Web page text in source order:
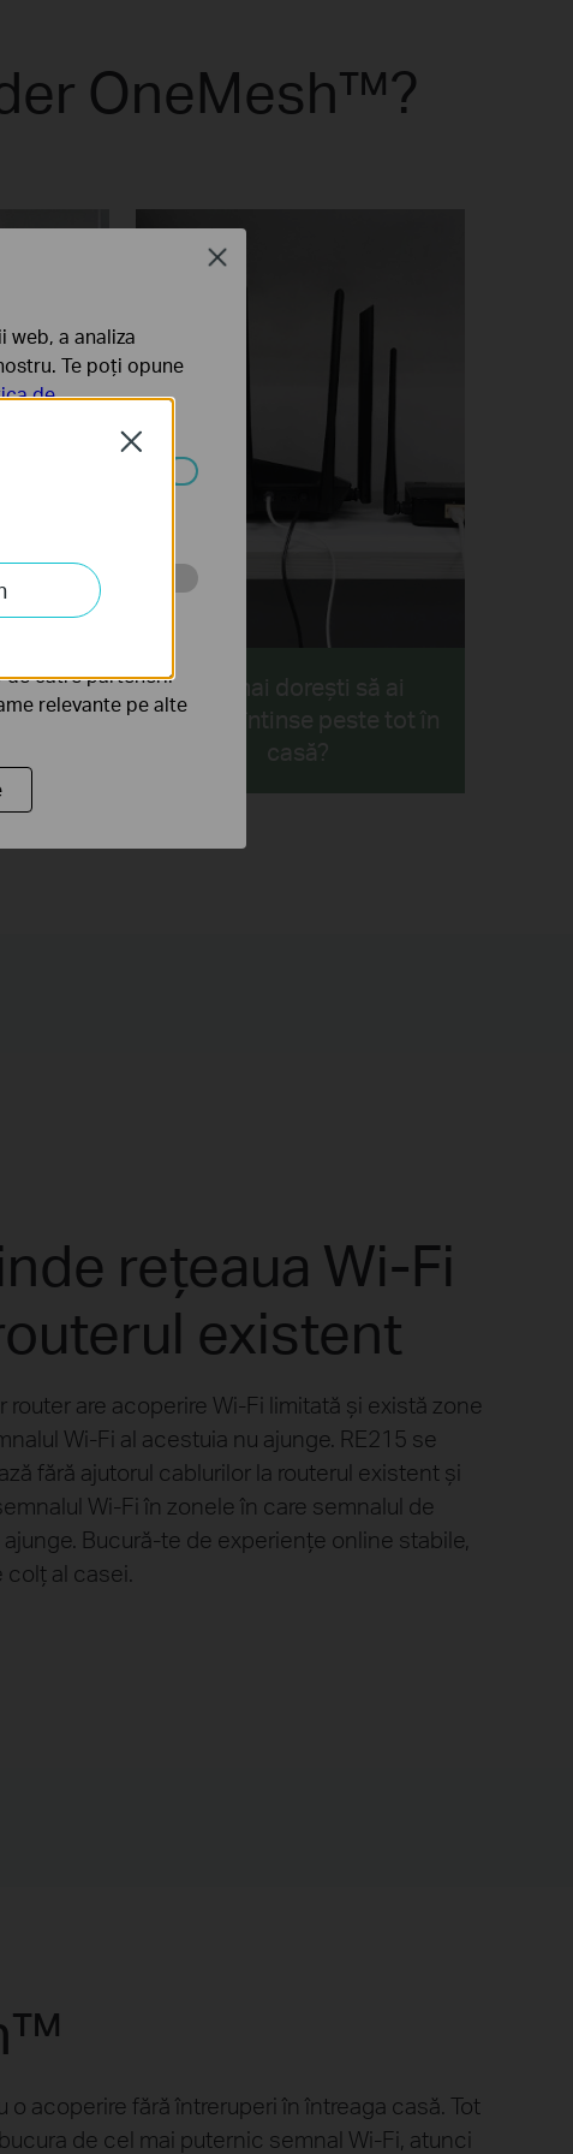
OneMesh™?
trece
mai
cabluri întinse peste tot în
rețeaua Wi-Fi
existent
router are acoperire Wi-Fi limitată și există zone
Wi-Fi al acestuia nu ajunge. RE215 se
fără ajutorul cablurilor la routerul existent și
Wi-Fi în zonele în care semnalul de
ajunge. Bucură-te de experiențe online stabile,
colț al casei.
acoperire fără întreruperi în întreaga casă. Tot
de cel mai puternic semnal Wi-Fi, atunci
Close
a analiza
Te poți opune
de
dezactivate în
web a
de către partenerii
relevante pe alte
Close